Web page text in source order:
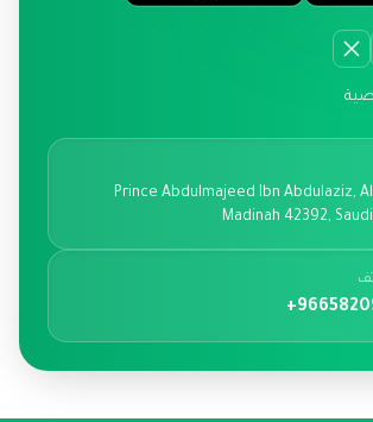
Prince Abdulmajeed Ibn Abdulaziz, Al
Madinah 42392,